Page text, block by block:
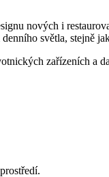
nových i
světla, stejně
zařízeních a